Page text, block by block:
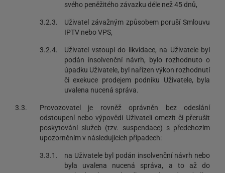
svého peněžitého závazku déle než 45 dnů,
3.2.3.
Uživatel závažným způsobem poruší Smlouvu
IPTV nebo VPS,
3.2.4.
Uživatel vstoupí do likvidace, na Uživatele byl
podán insolvenční návrh, bylo rozhodnuto o
úpadku Uživatele, byl nařízen výkon rozhodnutí
či exekuce prodejem podniku Uživatele, byla
uvalena nucená správa.
3.3.
Provozovatel je rovněž oprávněn bez odeslání
odstoupení nebo výpovědi Uživateli omezit či přerušit
poskytování služeb (tzv. suspendace) s předchozím
upozorněním v následujících případech:
3.3.1.
na Uživatele byl podán insolvenční návrh nebo
byla uvalena nucená správa, a to až do